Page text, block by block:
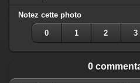
Notez cette photo
0 1 2 3
0